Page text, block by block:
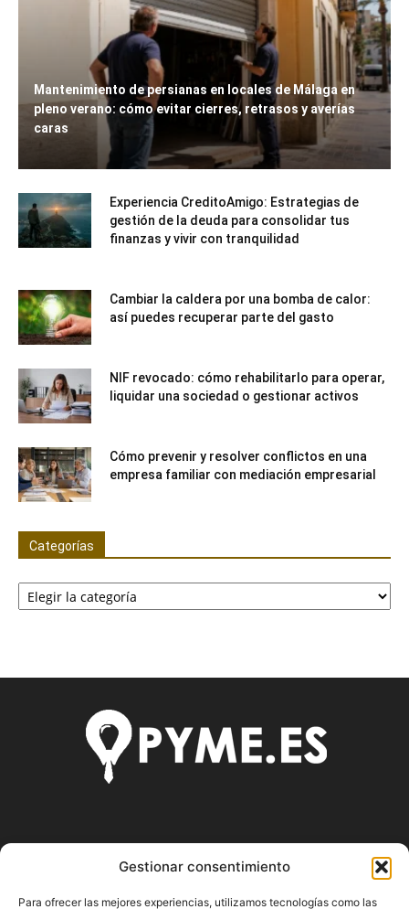
Gestionar consentimiento
Para ofrecer las mejores experiencias, utilizamos tecnologías como las
Mantenimiento de persianas en locales de Málaga en
pleno verano: cómo evitar cierres, retrasos y averías
caras
Experiencia CreditoAmigo: Estrategias de
gestión de la deuda para consolidar tus
finanzas y vivir con tranquilidad
Cambiar la caldera por una bomba de calor:
así puedes recuperar parte del gasto
NIF revocado: cómo rehabilitarlo para operar,
liquidar una sociedad o gestionar activos
Cómo prevenir y resolver conflictos en una
empresa familiar con mediación empresarial
Categorías
Categorías
Pyme.es es el portal web donde podrás mantenerte